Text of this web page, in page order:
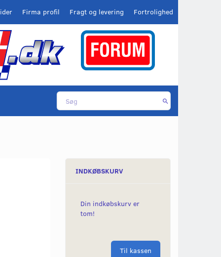
Fortrolighed
Fragt og levering
Firma profil
INDKØBSKURV
Din indkøbskurv er
tom!
Til kassen